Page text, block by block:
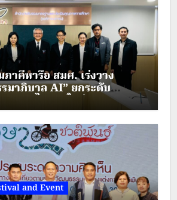
าคีหารือ สมศ. เร่งวาง
มาภิบาล AI” ยกระดับ
กษาไทยยุคใหม่
and Event